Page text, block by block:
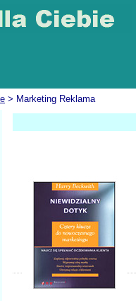
> Marketing Reklama